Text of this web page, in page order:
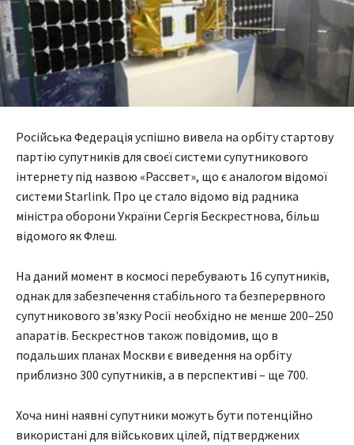
Російська Федерація успішно вивела на орбіту стартову
партію супутників для своєї системи супутникового
інтернету під назвою «Рассвет», що є аналогом відомої
системи Starlink. Про це стало відомо від радника
міністра оборони України Сергія Бескрестнова, більш
відомого як Флеш.
На даний момент в космосі перебувають 16 супутників,
однак для забезпечення стабільного та безперервного
супутникового зв'язку Росії необхідно не менше 200–250
апаратів. Бескрестнов також повідомив, що в
подальших планах Москви є виведення на орбіту
приблизно 300 супутників, а в перспективі – ще 700.
Хоча нині наявні супутники можуть бути потенційно
використані для військових цілей, підтверджених